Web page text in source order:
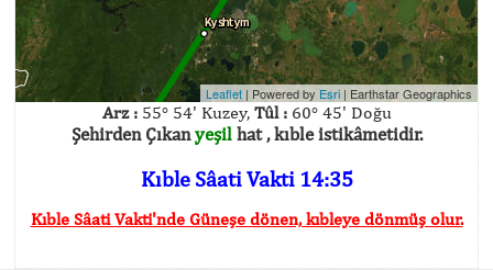
Leaflet | Powered by Esri | Earthstar Geographics
Arz :55° 54' Kuzey, Tûl :60° 45' Doğu
Şehirden Çıkanyeşilhat , kıble istikâmetidir.
Kıble Sâati Vakti 14:35
Kıble Sâati Vakti'nde Güneşe dönen, kıbleye dönmüş olur.